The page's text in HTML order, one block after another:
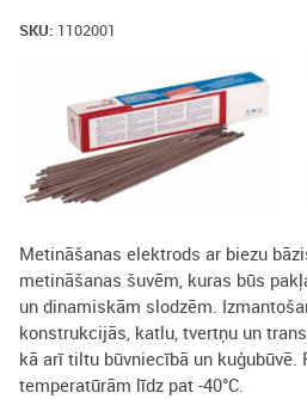
SKU: 1102001
Metināšanas elektrods ar biezu
metināšanas šuvēm, kuras būs
un dinamiskām slodzēm.
konstrukcijās, katlu, tvertņu un
kā arī tiltu būvniecībā un kuģubūvē.
temperatūrām līdz pat -40°C.